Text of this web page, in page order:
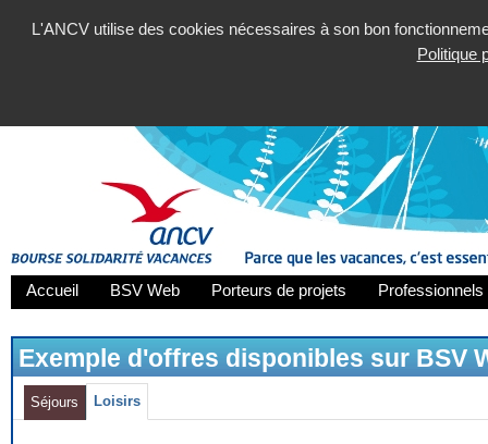
L'ANCV utilise des cookies nécessaires à son bon
Politique
Accueil BSV Web Porteurs de projets
Exemple d'offres disponibles sur BSV
Séjours Loisirs